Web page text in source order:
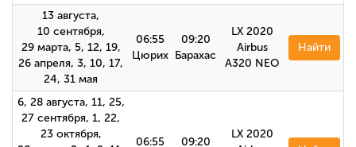
13 августа,
10 сентября,
29 марта, 5, 12, 19,
26 апреля, 3, 10, 17,
24, 31 мая
06:55
Цюрих
09:20
Барахас
LX 2020
Airbus
A320 NEO
Найти
6, 28 августа, 11, 25,
27 сентября, 1, 22,
23 октября,
06:55
09:20
LX 2020